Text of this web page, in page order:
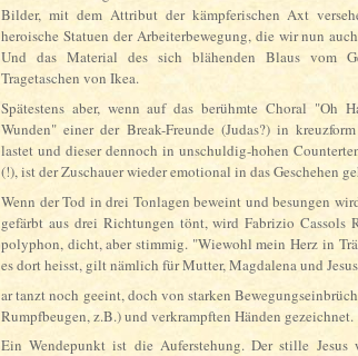
Bilder, mit dem Attribut der kämpferischen Axt
heroische Statuen der Arbeiterbewegung, die wir nun
Und das Material des sich blähenden Blaus vom
Tragetaschen von Ikea.
Spätestens aber, wenn auf das berühmte Choral "Oh
Wunden" einer der Break-Freunde (Judas?) in
lastet und dieser dennoch in unschuldig-hohen
(!), ist der Zuschauer wieder emotional in das Geschehen
Wenn der Tod in drei Tonlagen beweint und besungen
gefärbt aus drei Richtungen tönt, wird Fabrizio Cassols
polyphon, dicht, aber stimmig. "Wiewohl mein Herz in
es dort heisst, gilt nämlich für Mutter, Magdalena und
ar tanzt noch geeint, doch von starken
Rumpfbeugen, z.B.) und verkrampften Händen gezeichnet.
Ein Wendepunkt ist die Auferstehung. Der stille Jesus